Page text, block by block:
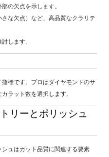
の欠点を示します。
な欠点）など、高品質なクラリテ
します。
標です。プロはダイヤモンドのサ
ラット数を選択します。
リーとポリッシュ
ュはカット品質に関連する要素